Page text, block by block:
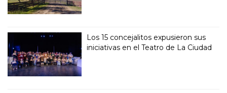
Los 15 concejalitos expusieron sus
iniciativas en el Teatro de La Ciudad